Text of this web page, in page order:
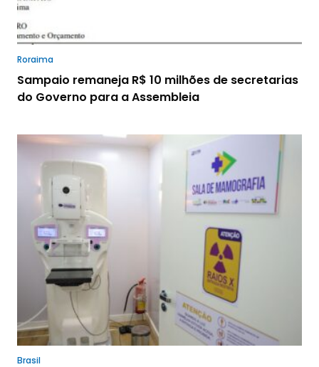
Roraima
Sampaio remaneja R$ 10 milhões de secretarias
do Governo para a Assembleia
Brasil